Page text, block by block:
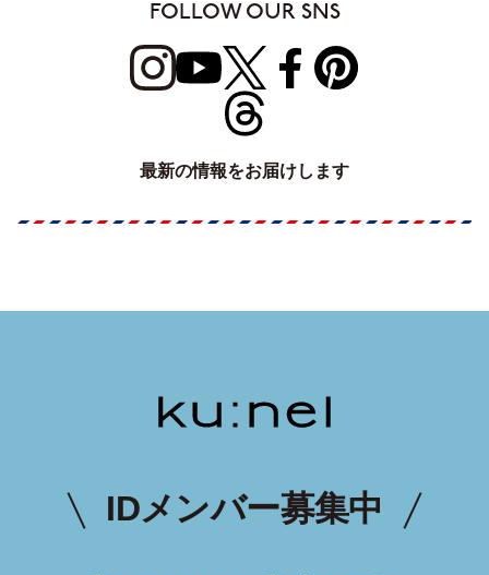
FOLLOW OUR SNS
最新の情報をお届けします
IDメンバー募集中